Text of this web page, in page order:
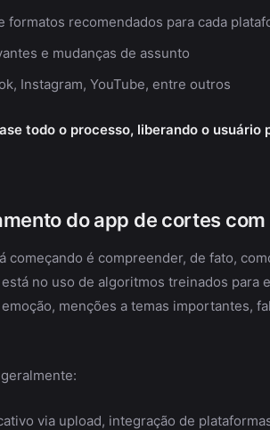
formatos recomendados para cada
e mudanças de assunto
Instagram, YouTube, entre outros
todo o processo, liberando o usuário
do app de cortes com
começando é compreender, de fato,
no uso de algoritmos treinados para
menções a temas importantes,
via upload, integração de